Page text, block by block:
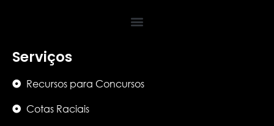
Serviços
Recursos para Concursos
Cotas Raciais